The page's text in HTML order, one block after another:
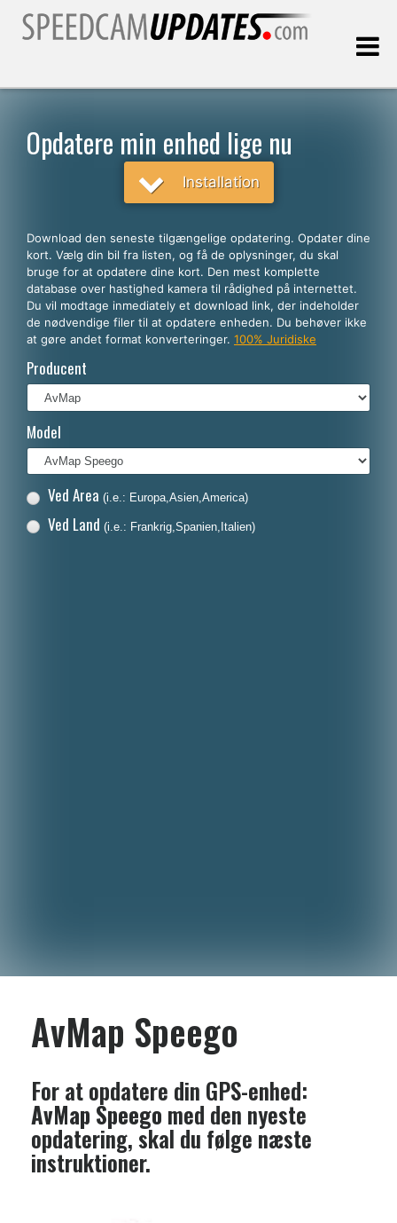
Dansk
English
Español
Deutsch
Italiano
Nederlands
Opdatere min enhed lige nu
Installation
Download den seneste tilgængelige opdatering. Opdater dine
kort. Vælg din bil fra listen, og få de oplysninger, du skal
bruge for at opdatere dine kort. Den mest komplette
database over hastighed kamera til rådighed på internettet.
Du vil modtage inmediately et download link, der indeholder
de nødvendige filer til at opdatere enheden. Du behøver ikke
at gøre andet format konverteringer. 100% Juridiske
Producent
Model
Ved Area (i.e.: Europa,Asien,America)
Ved Land (i.e.: Frankrig,Spanien,Italien)
AvMap Speego
For at opdatere din GPS-enhed:
AvMap Speego med den nyeste
opdatering, skal du følge næste
instruktioner.